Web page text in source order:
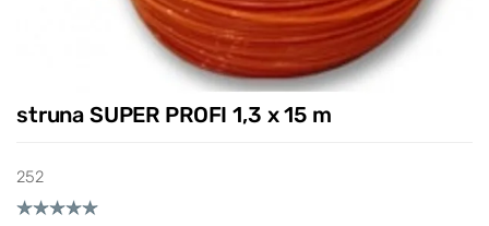
struna SUPER PROFI 1,3 x 15 m
252